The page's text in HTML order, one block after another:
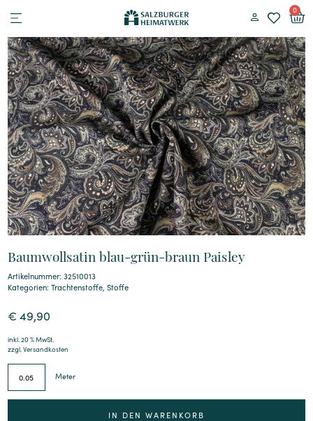
0
Baumwollsatin blau-grün-braun Paisley
Artikelnummer: 32510013
Kategorien:Trachtenstoffe,Stoffe
€ 49,90
inkl. 20 % MwSt.
zzgl.Versandkosten
Meter
IN DEN WARENKORB